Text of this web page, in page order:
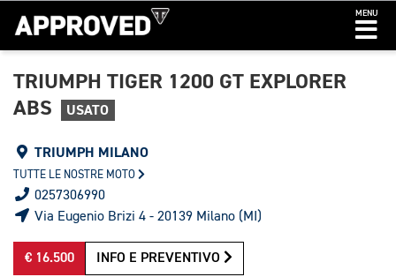
MENU
TRIUMPH TIGER 1200 GT EXPLORER
ABS
USATO
TRIUMPH MILANO
TUTTE LE NOSTRE MOTO
0257306990
Via Eugenio Brizi 4 - 20139 Milano (MI)
€ 16.500 INFO E PREVENTIVO